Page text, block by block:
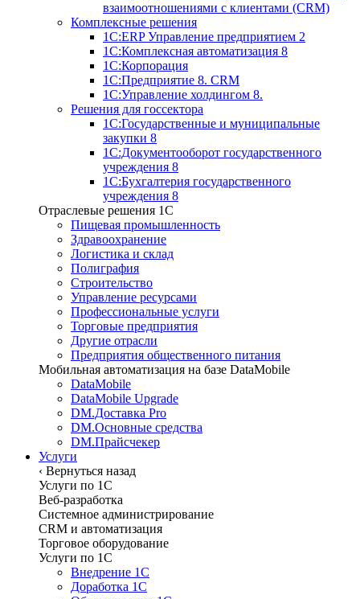
взаимоотношениями с клиентами (CRM)
Комплексные решения
1С:ERP Управление предприятием 2
1С:Комплексная автоматизация 8
1С:Корпорация
1С:Предприятие 8. CRM
1С:Управление холдингом 8.
Решения для госсектора
1С:Государственные и муниципальные
закупки 8
1С:Документооборот государственного
учреждения 8
1С:Бухгалтерия государственного
учреждения 8
Отраслевые решения 1C
Пищевая промышленность
Здравоохранение
Логистика и склад
Полиграфия
Строительство
Управление ресурсами
Профессиональные услуги
Торговые предприятия
Другие отрасли
Предприятия общественного питания
Мобильная автоматизация на базе DataMobile
DataMobile
DataMobile Upgrade
DM.Доставка Pro
DM.Основные средства
DM.Прайсчекер
Услуги
‹ Вернуться назад
Услуги по 1С
Веб-разработка
Системное администрирование
CRM и автоматизация
Торговое оборудование
Услуги по 1С
Внедрение 1С
Доработка 1С